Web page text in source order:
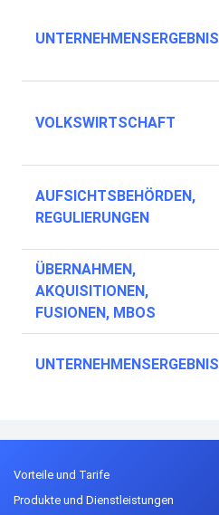
UNTERNEHMENSERGEBNIS
VOLKSWIRTSCHAFT
AUFSICHTSBEHÖRDEN,
REGULIERUNGEN
ÜBERNAHMEN,
AKQUISITIONEN,
FUSIONEN, MBOS
UNTERNEHMENSERGEBNIS
Vorteile und Tarife
Produkte und Dienstleistungen